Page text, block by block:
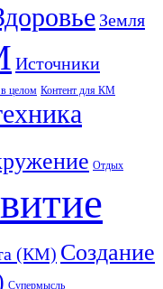
Земля
Источники
целом Контент для КМ
Отдых
(КМ) Создание
Супермысль